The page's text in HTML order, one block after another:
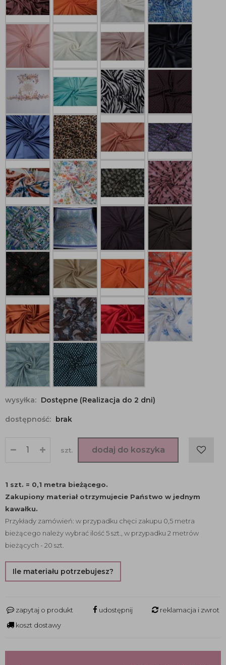
wysyłka: Dostępne (Realizacja do 2 dni)
dostępność: brak
szt. dodaj do koszyka
1 szt. = 0,1 metra bieżącego.
Zakupiony materiał otrzymujecie Państwo w jednym
kawałku.
Przykłady zamówień: w przypadku chęci zakupu 0,5 metra
bieżącego należy wybrać ilość 5 szt., w przypadku 2 metrów
bieżących - 20 szt.
Ile materiału potrzebujesz?
zapytaj o produkt udostępnij
reklamacja i zwrot
koszt dostawy